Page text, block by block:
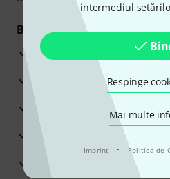
intermediul
Respinge
Mai multe
Imprint · Politica de
Beneficiile tale
3 Ani Garanție Thomann
Garanţia returnării banilor în
Sfaturi de la experții noștri